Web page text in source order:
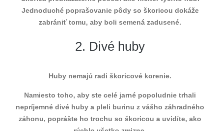
Jednoduché poprašovanie pôdy so škoricou dokáže
zabrániť tomu, aby boli semená zadusené.
2. Divé huby
Huby nemajú radi škoricové korenie.
Namiesto toho, aby ste celé jarné popoludnie trhali
nepríjemné divé huby a pleli burinu z vášho záhradného
záhonu, poprášte ho trochu so škoricou a uvidíte, ako